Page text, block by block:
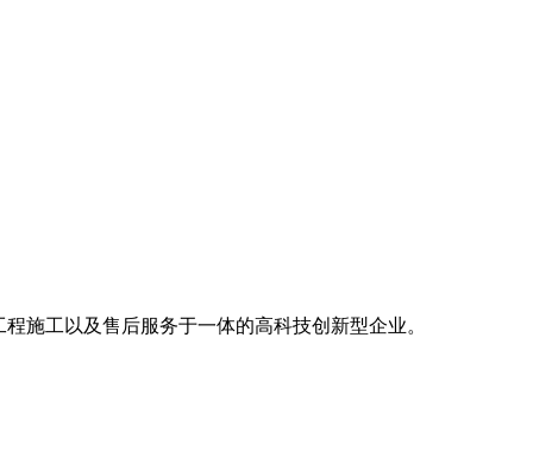
施工以及售后服务于一体的高科技创新型企业。